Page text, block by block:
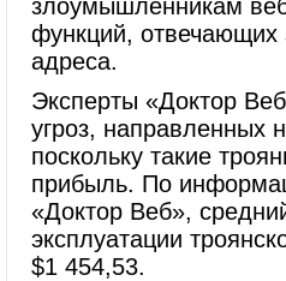
злоумышленникам
функций, отвечающих
адреса.
Эксперты «Доктор
угроз, направленных
поскольку такие
прибыль. По
«Доктор Веб»,
эксплуатации
$1 454,53.